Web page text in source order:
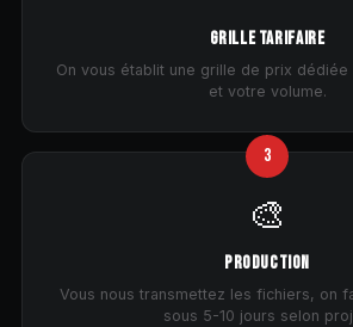
GRILLE TARIFAIRE
On vous établit une grille de prix
et votre volume.
3
🎨
PRODUCTION
Vous nous transmettez les fichiers, on
sous 5-10 jours selon